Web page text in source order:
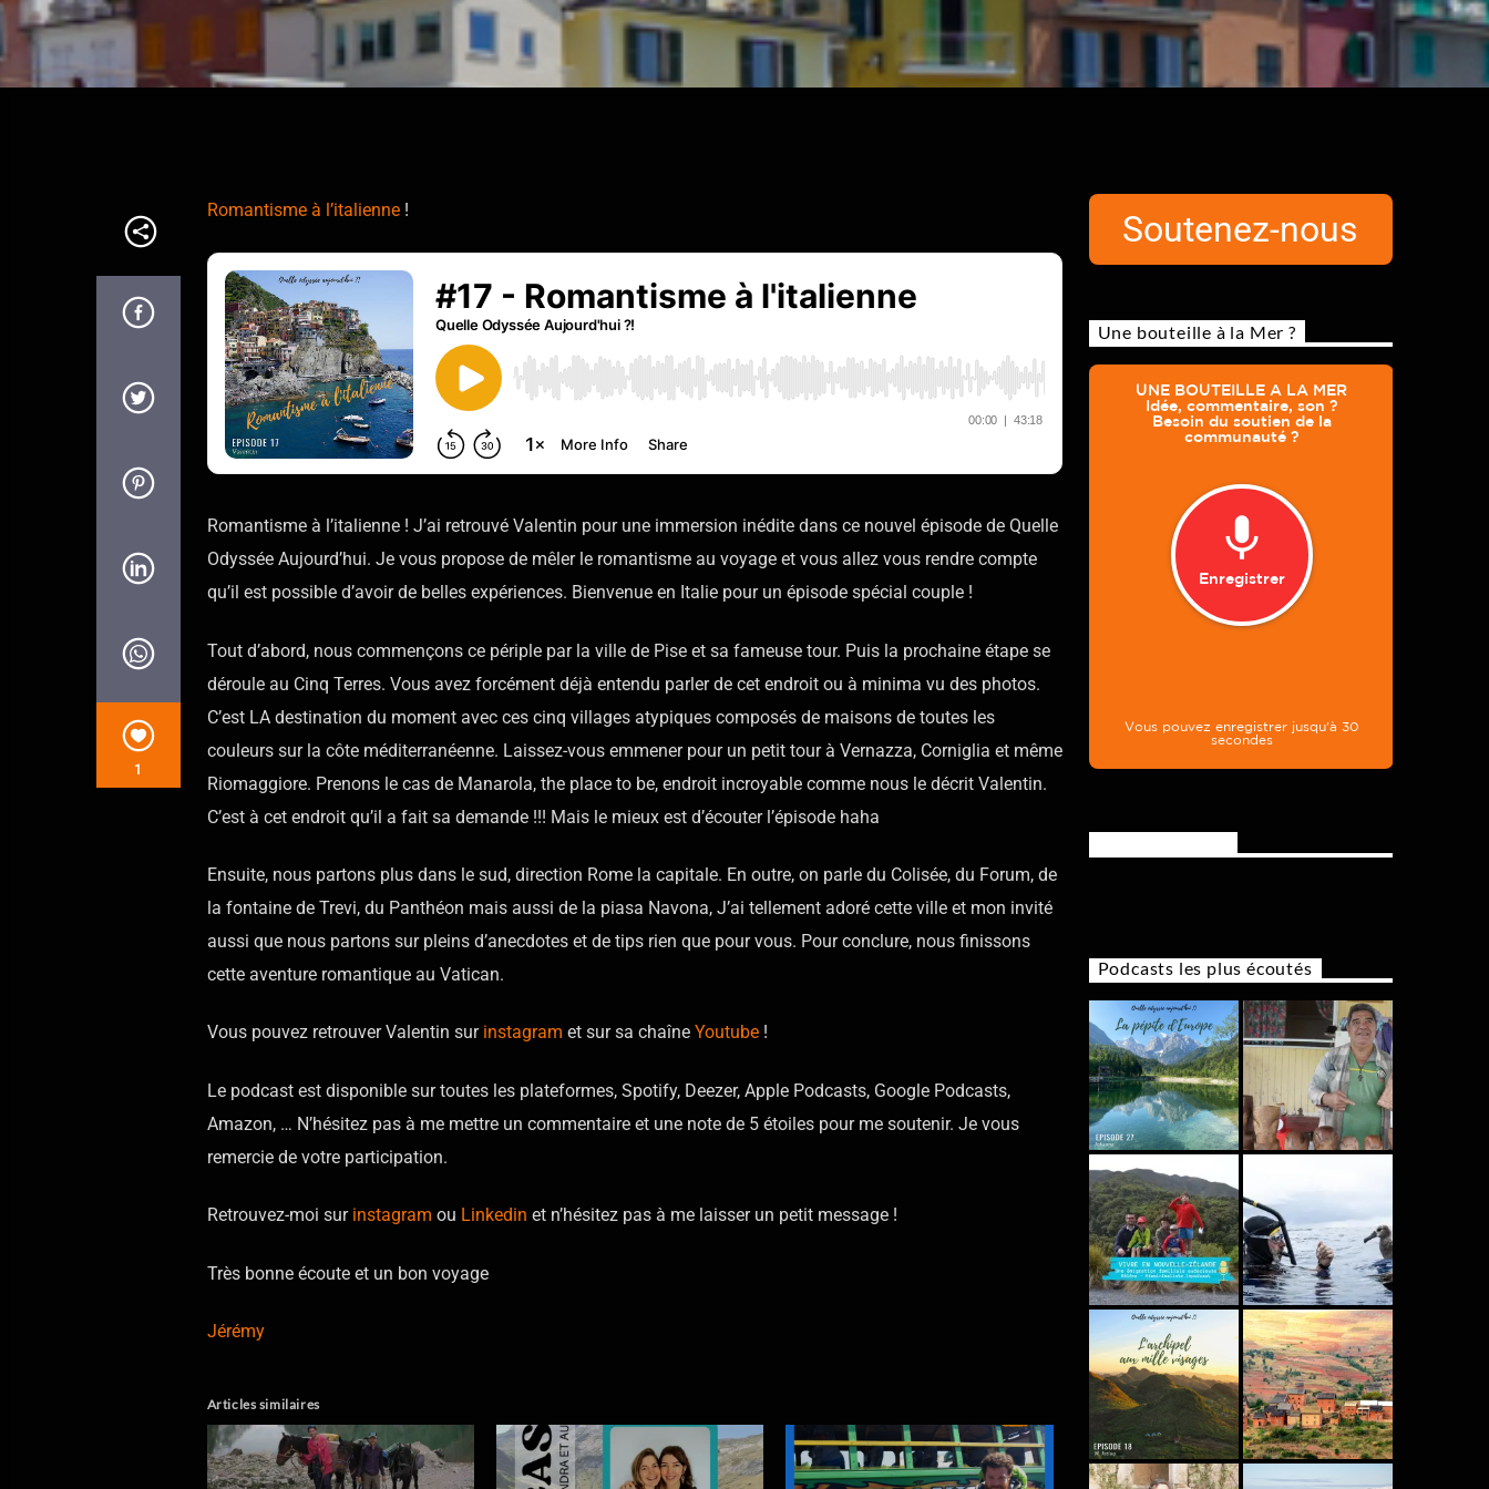
1
Romantisme à l’italienne!
Romantisme à l’italienne ! J’ai retrouvé Valentin pour une immersion inédite dans ce nouvel épisode de Quelle
Odyssée Aujourd’hui. Je vous propose de mêler le romantisme au voyage et vous allez vous rendre compte
qu’il est possible d’avoir de belles expériences. Bienvenue en Italie pour un épisode spécial couple !
Tout d’abord, nous commençons ce périple par la ville de Pise et sa fameuse tour. Puis la prochaine étape se
déroule au Cinq Terres. Vous avez forcément déjà entendu parler de cet endroit ou à minima vu des photos.
C’est LA destination du moment avec ces cinq villages atypiques composés de maisons de toutes les
couleurs sur la côte méditerranéenne. Laissez-vous emmener pour un petit tour à Vernazza, Corniglia et même
Riomaggiore. Prenons le cas de Manarola, the place to be, endroit incroyable comme nous le décrit Valentin.
C’est à cet endroit qu’il a fait sa demande !!! Mais le mieux est d’écouter l’épisode haha
Ensuite, nous partons plus dans le sud, direction Rome la capitale. En outre, on parle du Colisée, du Forum, de
la fontaine de Trevi, du Panthéon mais aussi de la piasa Navona, J’ai tellement adoré cette ville et mon invité
aussi que nous partons sur pleins d’anecdotes et de tips rien que pour vous. Pour conclure, nous finissons
cette aventure romantique au Vatican.
Vous pouvez retrouver Valentin sur instagram et sur sa chaîne Youtube!
Le podcast est disponible sur toutes les plateformes, Spotify, Deezer, Apple Podcasts, Google Podcasts,
Amazon, … N’hésitez pas à me mettre un commentaire et une note de 5 étoiles pour me soutenir. Je vous
remercie de votre participation.
Retrouvez-moi sur instagram ou Linkedin et n’hésitez pas à me laisser un petit message !
Très bonne écoute et un bon voyage
Jérémy
Articles similaires
Soutenez-nous
Une bouteille à la Mer ?
Podcasts les plus écoutés